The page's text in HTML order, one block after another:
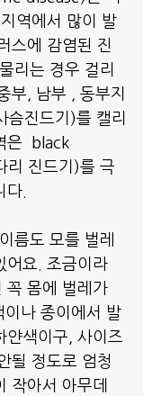
역에서 많이 발
스에 감염된 진
리는 경우 걸리
부, 남부 , 동부지
진드기)를 캘리
은  black
리 진드기)를 극
다.
름도 모를 벌레
어요. 조금이라
꼭 몸에 벌레가
나 종이에서 발
얀색이구, 사이즈
될 정도로 엄청
작아서 아무데